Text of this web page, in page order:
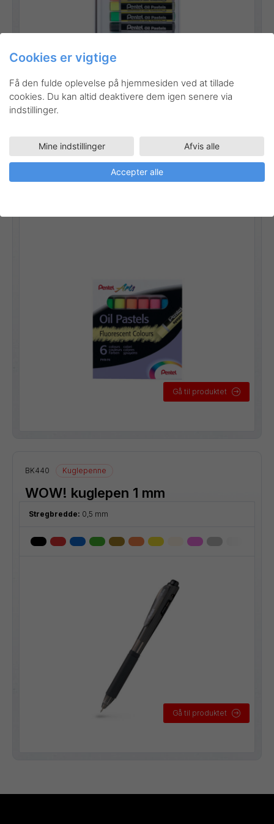
PHN-F6 Kunstnerartikler
Oliekridt – fluorescerende
Gå til produktet
BK440 Kuglepenne
WOW! kuglepen 1 mm
Stregbredde: 0,5 mm
Gå til produktet
Cookies er vigtige
Få den fulde oplevelse på hjemmesiden ved at tillade
cookies. Du kan altid deaktivere dem igen senere via
indstillinger.
Mine indstillinger Afvis alle
Accepter alle